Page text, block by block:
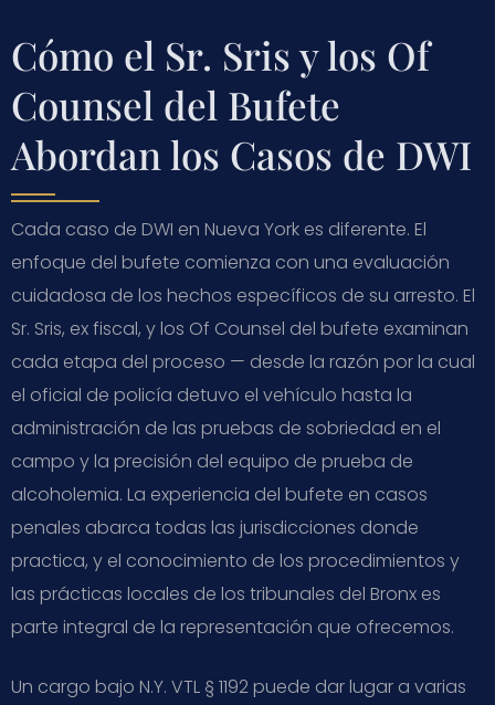
Cómo el Sr. Sris y los Of
Counsel del Bufete
Abordan los Casos de DWI
Cada caso de DWI en Nueva York es diferente. El
enfoque del bufete comienza con una evaluación
cuidadosa de los hechos específicos de su arresto. El
Sr. Sris, ex fiscal, y los Of Counsel del bufete examinan
cada etapa del proceso — desde la razón por la cual
el oficial de policía detuvo el vehículo hasta la
administración de las pruebas de sobriedad en el
campo y la precisión del equipo de prueba de
alcoholemia. La experiencia del bufete en casos
penales abarca todas las jurisdicciones donde
practica, y el conocimiento de los procedimientos y
las prácticas locales de los tribunales del Bronx es
parte integral de la representación que ofrecemos.
Un cargo bajo N.Y. VTL § 1192 puede dar lugar a varias